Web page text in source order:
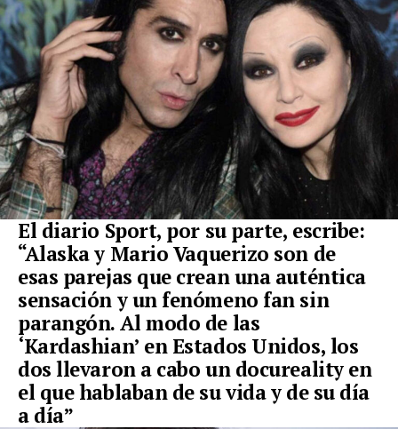
El diario Sport, por su parte, escribe:
“Alaskay Mario Vaquerizo son de
esas parejas que crean una auténtica
sensación y un fenómeno fan sin
parangón. Al modo de las
‘Kardashian’ en Estados Unidos, los
dos llevaron a cabo un docureality en
el que hablaban de su vida y de su día
a día”